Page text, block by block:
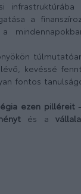
a
kevéssé
fontos
ezen pilléreit
és a